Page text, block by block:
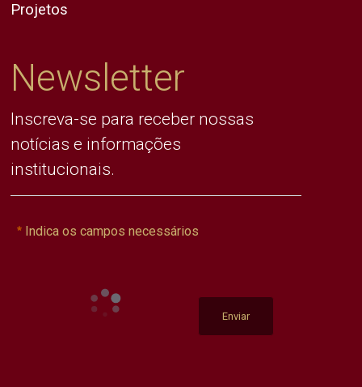
Projetos
Newsletter
Inscreva-se para receber nossas
notícias e informações
institucionais.
Indica os campos necessários
Enviar